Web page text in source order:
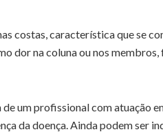
costas, característica que se
dor na coluna ou nos
um profissional com atuação
da doença. Ainda podem ser